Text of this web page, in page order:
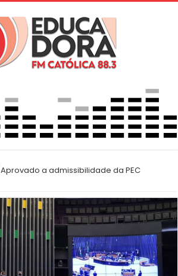
Aprovado a admissibilidade da PEC